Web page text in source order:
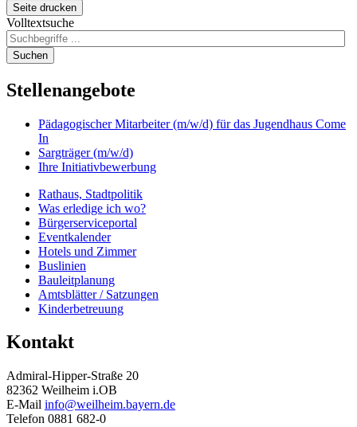
Seite drucken
Volltextsuche
Suchen
Stellenangebote
Pädagogischer Mitarbeiter (m/w/d) für das Jugendhaus Come
In
Sargträger (m/w/d)
Ihre Initiativbewerbung
Rathaus, Stadtpolitik
Was erledige ich wo?
Bürgerserviceportal
Eventkalender
Hotels und Zimmer
Buslinien
Bauleitplanung
Amtsblätter / Satzungen
Kinderbetreuung
Kontakt
Admiral-Hipper-Straße 20
82362 Weilheim i.OB
E-Mail info@weilheim.bayern.de
Telefon 0881 682-0